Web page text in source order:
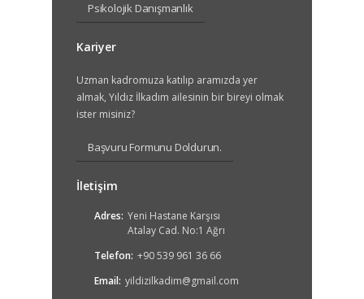
Psikolojik Danışmanlık
Kariyer
Uzman kadromuza katılıp aramızda yer
almak, Yıldız İlkadım ailesinin bir bireyi olmak
ister misiniz?
Başvuru Formunu Doldurun.
İletişim
Adres: Yeni Hastane Karşısı
Atalay Cad. No:1 Ağrı
Telefon: +90 539 961 36 66
Email: yildizilkadim@gmail.com